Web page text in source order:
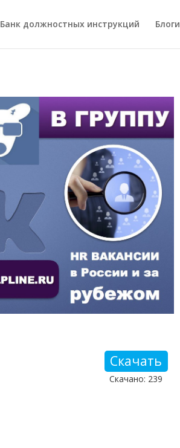
Банк должностных инструкций Блоги
Скачать
Скачано: 239